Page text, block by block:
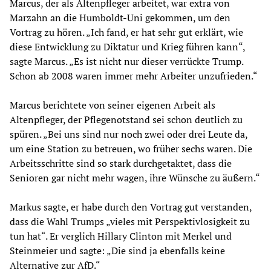
Marcus, der als Altenpfleger arbeitet, war extra von
Marzahn an die Humboldt-Uni gekommen, um den
Vortrag zu hören. „Ich fand, er hat sehr gut erklärt, wie
diese Entwicklung zu Diktatur und Krieg führen kann“,
sagte Marcus. „Es ist nicht nur dieser verrückte Trump.
Schon ab 2008 waren immer mehr Arbeiter unzufrieden.“
Marcus berichtete von seiner eigenen Arbeit als
Altenpfleger, der Pflegenotstand sei schon deutlich zu
spüren. „Bei uns sind nur noch zwei oder drei Leute da,
um eine Station zu betreuen, wo früher sechs waren. Die
Arbeitsschritte sind so stark durchgetaktet, dass die
Senioren gar nicht mehr wagen, ihre Wünsche zu äußern.“
Markus sagte, er habe durch den Vortrag gut verstanden,
dass die Wahl Trumps „vieles mit Perspektivlosigkeit zu
tun hat“. Er verglich Hillary Clinton mit Merkel und
Steinmeier und sagte: „Die sind ja ebenfalls keine
Alternative zur AfD.“